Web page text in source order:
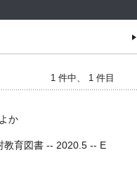
1 件中、 1 件目
か
教育図書 -- 2020.5 -- E